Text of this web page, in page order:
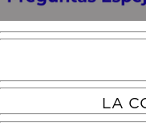
LA